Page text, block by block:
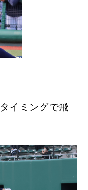
イミングで飛